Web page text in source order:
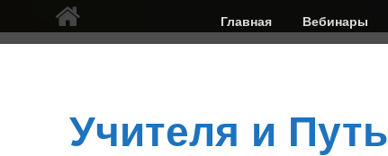
Верхнее
меню
Главная Вебинары
Учителя и Путь